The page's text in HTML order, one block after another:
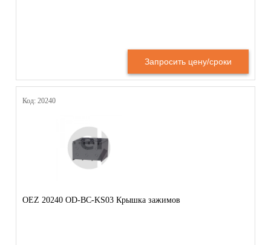
Запросить цену/сроки
Код: 20240
OEZ 20240 OD-BC-KS03 Крышка зажимов